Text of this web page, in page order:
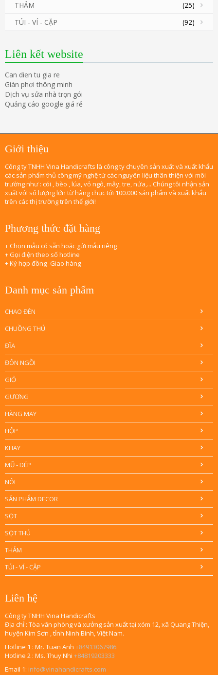
THẢM
(25)
TÚI - VÍ - CẶP
(92)
Liên kết website
Can dien tu gia re
Giàn phơi thông minh
Dịch vụ sửa nhà trọn gói
Quảng cáo google giá rẻ
Giới thiệu
Công ty TNHH Vina Handicrafts là công ty chuyên sản xuất và xuất khẩu
các sản phẩm thủ công mỹ nghệ từ các nguyên liệu thân thiện với môi
trường như : cói , bèo , lúa, vỏ ngô, mây, tre, nứa,... Chúng tôi nhận sản
xuất với số lượng lớn từ hàng chục tới 100.000 sản phẩm và xuất khẩu
trên các thị trường trên thế giới!
Phương thức đặt hàng
+ Chọn mẫu có sẵn hoặc gửi mẫu riêng
+ Gọi điện theo số hotline
+ Ký hợp đồng- Giao hàng
Danh mục sản phẩm
CHAO ĐÈN
CHUỒNG THÚ
ĐĨA
ĐÔN NGỒI
GIỎ
GƯƠNG
HÀNG MAY
HỘP
KHAY
MŨ - DÉP
NÔI
SẢN PHẨM DECOR
SỌT
SỌT THÚ
THẢM
TÚI - VÍ - CẶP
Liên hệ
Công ty TNHH Vina Handicrafts
Địa chỉ : Tòa văn phòng và xưởng sản xuất tại xóm 12, xã Quang Thiện,
huyện Kim Sơn , tỉnh Ninh Bình, Việt Nam.
Hotline 1 : Mr. Tuan Anh +84913067986
Hotline 2 : Ms. Thuy Nhi +84819203333
Email 1: info@vinahandicrafts.com